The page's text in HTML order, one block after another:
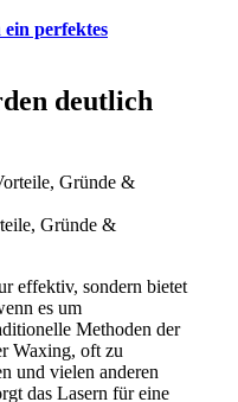
perfektes
deutlich
Gründe &
effektiv, sondern bietet
es um
Methoden der
Waxing, oft zu
und vielen anderen
das Lasern für eine